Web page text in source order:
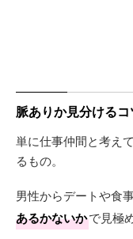
脈ありか見分ける
単に仕事仲間と考え
るもの。
男性からデートや食事
あるかないかで見極